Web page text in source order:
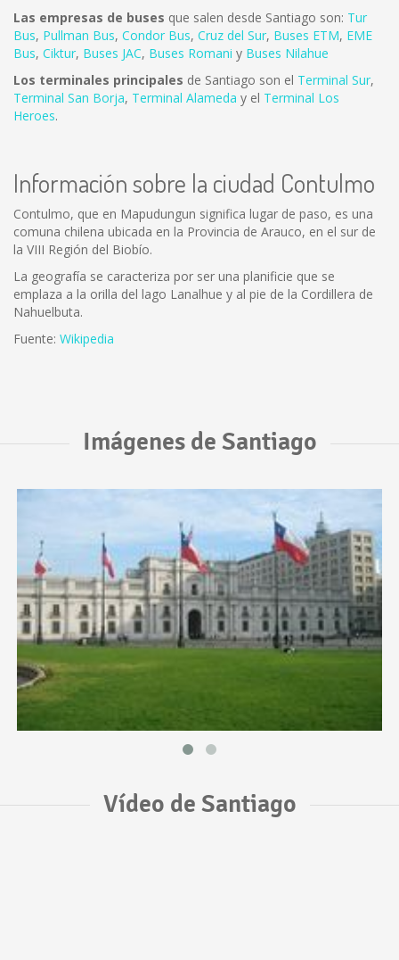
Las empresas de buses que salen desde Santiago son: Tur
Bus, Pullman Bus, Condor Bus, Cruz del Sur, Buses ETM, EME
Bus, Ciktur, Buses JAC, Buses Romani y Buses Nilahue
Los terminales principales de Santiago son el Terminal Sur,
Terminal San Borja, Terminal Alameda y el Terminal Los
Heroes.
Información sobre la ciudad Contulmo
Contulmo, que en Mapudungun significa lugar de paso, es una
comuna chilena ubicada en la Provincia de Arauco, en el sur de
la VIII Región del Biobío.
La geografía se caracteriza por ser una planificie que se
emplaza a la orilla del lago Lanalhue y al pie de la Cordillera de
Nahuelbuta.
Fuente: Wikipedia
Imágenes de Santiago
Vídeo de Santiago